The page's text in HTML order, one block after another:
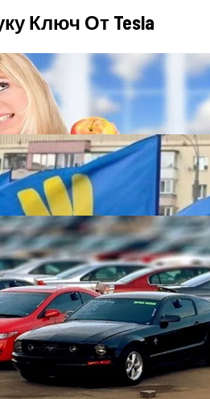
Ключ От Tesla